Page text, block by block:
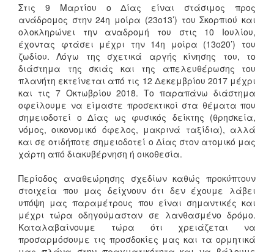
Στις 9 Μαρτίου ο Δίας είναι στάσιμος προς
ανάδρομος στην 24η μοίρα (23ο13’) του Σκορπιού και
ολοκληρώνει την αναδρομή του στις 10 Ιουλίου,
έχοντας φτάσει μέχρι την 14η μοίρα (13ο20’) του
ζωδίου. Λόγω της σχετικά αργής κίνησης του, το
διάστημα της σκιάς και της απελευθέρωσης του
πλανήτη εκτείνεται από τις 12 Δεκεμβρίου 2017 μέχρι
και τις 7 Οκτωβρίου 2018. Το παραπάνω διάστημα
οφείλουμε να είμαστε προσεκτικοί στα θέματα που
σημειοδοτεί ο Δίας ως φυσικός δείκτης (θρησκεία,
νόμος, οικονομικό όφελος, μακρινά ταξίδια), αλλά
και σε οτιδήποτε σημειοδοτεί ο Δίας στον ατομικό μας
χάρτη από διακυβέρνηση ή οικοθεσία.
Περίοδος αναθεώρησης σχεδίων καθώς προκύπτουν
στοιχεία που μας δείχνουν ότι δεν έχουμε λάβει
υπόψη μας παραμέτρους που είναι σημαντικές και
μέχρι τώρα οδηγούμασταν σε λανθασμένο δρόμο.
Καταλαβαίνουμε τώρα ότι χρειάζεται να
προσαρμόσουμε τις προσδοκίες μας και τα ορμητικά